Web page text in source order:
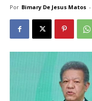
Por Bimary De Jesus Matos -